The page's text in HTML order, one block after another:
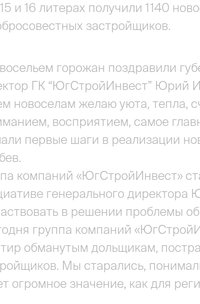
15 и 16 литерах получили 1140
застройщиков.
горожан поздравили
ГК “ЮгСтройИнвест” Юрий
новоселам желаю уюта, тепла,
восприятием, самое
первые шаги в реализации
компаний «ЮгСтройИнвест»
генерального директора
в решении проблемы
группа компаний
обманутым дольщикам,
Мы старались,
огромное значение, как для